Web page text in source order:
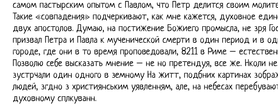
самом пастырским опытом с Павлом, что Петр делится своим
Такие «совпадения» подчеркивают, как мне кажется, духовное
двух апостолов. Думаю, на постижение Божиего промысла, не зря
призвал Петра и Павла к мученической смерти в один период и в
городе, где они в то время проповедовали, 8211 в Риме –
Позволю себе высказать мнение – не но претендуя, все же. Нколи не
зустрчали один одного в земному На житт, подбних картинах
людей, згдно з християнським уявленням, але, на небесах
духовному сплкуванн.